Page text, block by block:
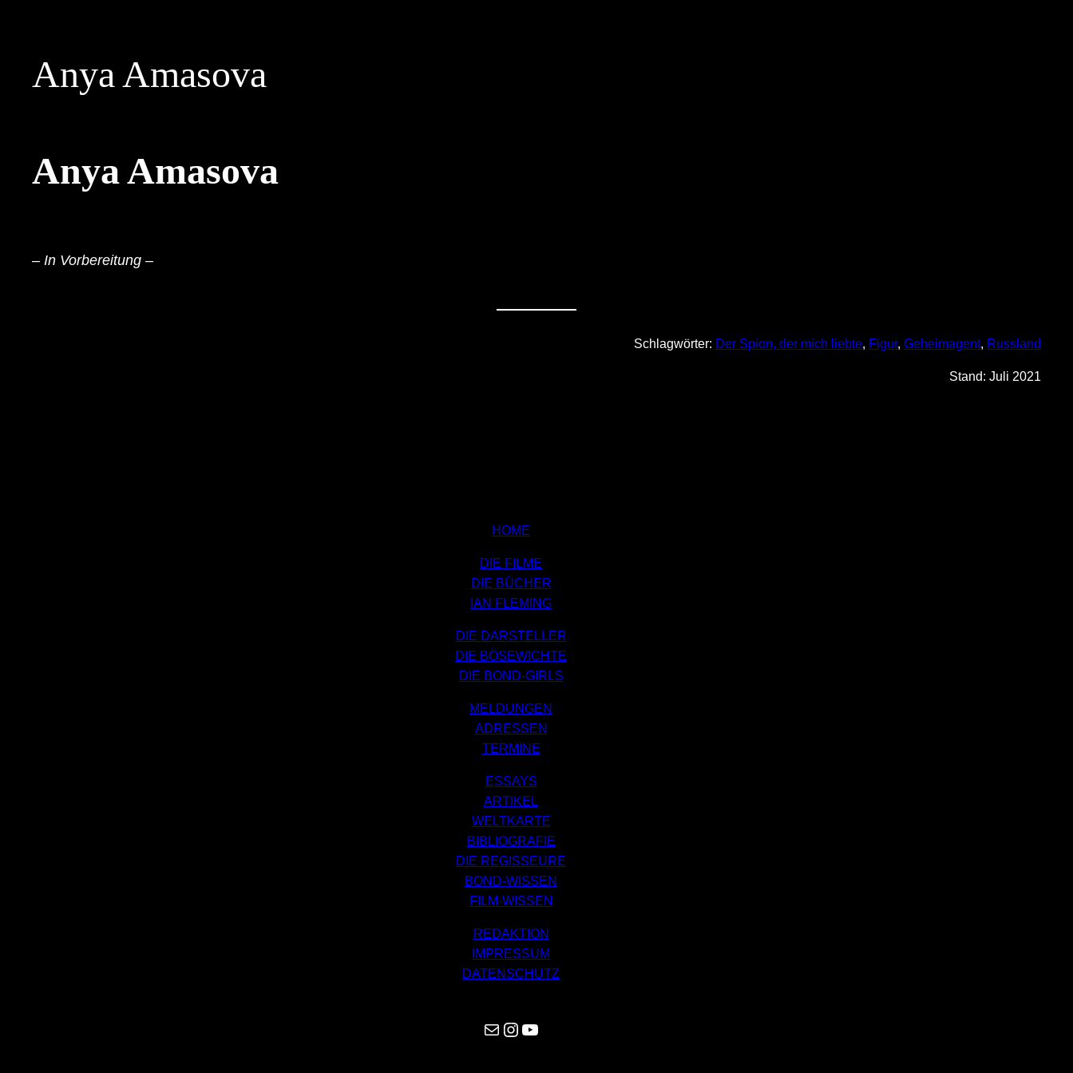
contentAnya Amasova
Anya Amasova
– In Vorbereitung –
Schlagwörter: Der Spion, der mich liebte, Figur, Geheimagent, Russland
Stand: Juli 2021
HOME
DIE FILME
DIE BÜCHER
IAN FLEMING
DIE DARSTELLER
DIE BÖSEWICHTE
DIE BOND-GIRLS
MELDUNGEN
ADRESSEN
TERMINE
ESSAYS
ARTIKEL
WELTKARTE
BIBLIOGRAFIE
DIE REGISSEURE
BOND-WISSEN
FILM-WISSEN
REDAKTION
IMPRESSUM
DATENSCHUTZ
Mail Instagram YouTube